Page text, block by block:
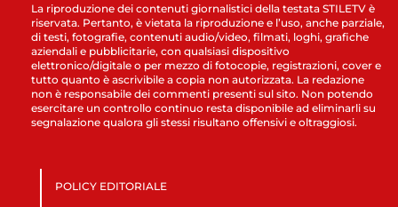
La riproduzione dei contenuti giornalistici della testata STILETV è
riservata. Pertanto, è vietata la riproduzione e l’uso, anche parziale,
di testi, fotografie, contenuti audio/video, filmati, loghi, grafiche
aziendali e pubblicitarie, con qualsiasi dispositivo
elettronico/digitale o per mezzo di fotocopie, registrazioni, cover e
tutto quanto è ascrivibile a copia non autorizzata. La redazione
non è responsabile dei commenti presenti sul sito. Non potendo
esercitare un controllo continuo resta disponibile ad eliminarli su
segnalazione qualora gli stessi risultano offensivi e oltraggiosi.
POLICY EDITORIALE